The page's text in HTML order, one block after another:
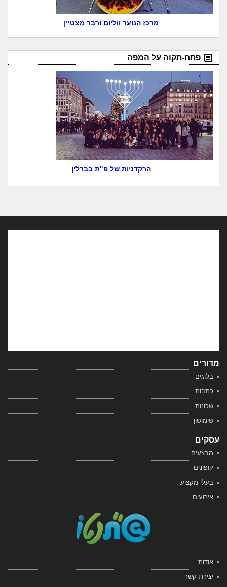
מרכז הנוער ווליום ורבר מצטיין
פתח-תקוה על המפה
הרקדניות של פ"ת בברלין
מדורים
בלוגים
כתבות
שכונות
שימושון
עסקים
מבצעים
קופונים
בעלי מקצוע
אירועים
אודות
יצירת קשר